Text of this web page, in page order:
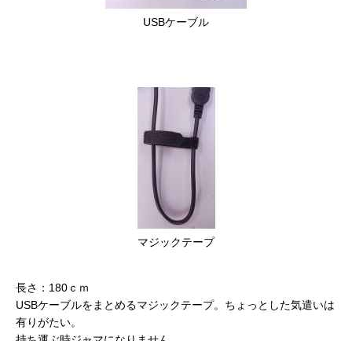
USBケーブル
マジックテープ
長さ：180ｃｍ
USBケーブルをまとめるマジックテープ。ちょっとした気遣いは
有りがたい。